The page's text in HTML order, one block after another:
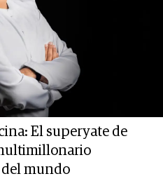
El superyate de
mundo